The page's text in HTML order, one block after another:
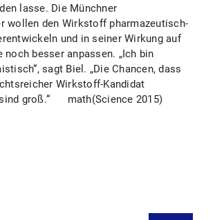
lasse. Die Münchner
wollen den Wirkstoff pharmazeutisch-
und in seiner Wirkung auf
noch besser anpassen. „Ich bin
sagt Biel. „Die Chancen, dass
Wirkstoff-Kandidat
groß.“ math(Science 2015)